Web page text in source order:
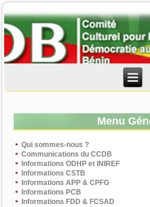
Menu
Qui sommes-nous ?
Communications du CCDB
Informations ODHP et INIREF
Informations CSTB
Informations APP & CPFG
Informations PCB
Informations FDD & FCSAD